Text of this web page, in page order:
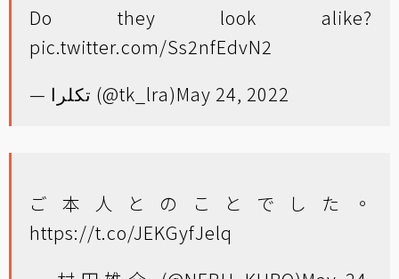
Do they look alike?
pic.twitter.com/Ss2nfEdvN2
— تكلرا (@tk_lra)May 24, 2022
ご本人とのことでした。
https://t.co/JEKGyfJelq